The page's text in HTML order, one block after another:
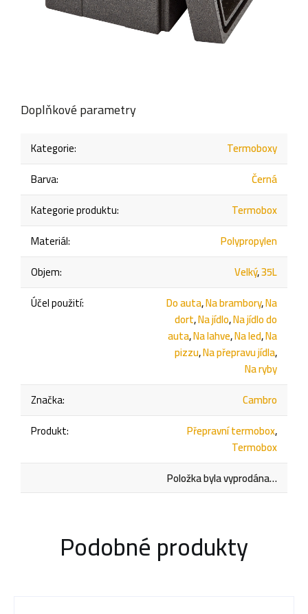
Doplňkové parametry
Kategorie:
Termoboxy
Barva:
Černá
Kategorie produktu:
Termobox
Materiál:
Polypropylen
Objem: Velký,35L
Účel použití: Do auta,Na brambory,Na
dort,Na jídlo,Na jídlo do
auta,Na lahve,Na led,Na
pizzu,Na přepravu jídla,
Na ryby
Značka:
Cambro
Produkt: Přepravní termobox,
Termobox
Položka byla vyprodána…
Podobné produkty